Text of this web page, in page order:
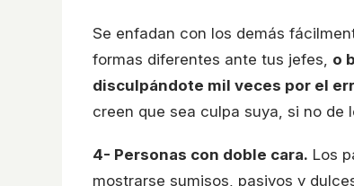
Se enfadan con los demás
formas diferentes ante tus jefes, o
disculpándote mil veces por el
creen que sea culpa suya, si no de
4- Personas con doble cara. Los
mostrarse sumisos, pasivos y